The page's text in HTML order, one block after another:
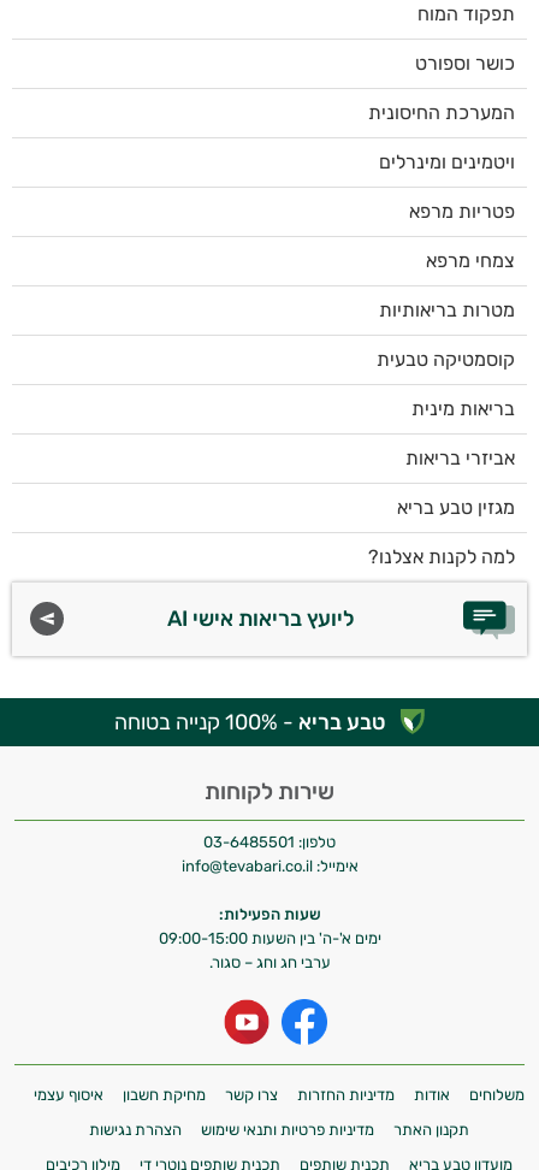
תפקוד המוח
כושר וספורט
המערכת החיסונית
ויטמינים ומינרלים
פטריות מרפא
צמחי מרפא
מטרות בריאותיות
קוסמטיקה טבעית
בריאות מינית
אביזרי בריאות
מגזין טבע בריא
למה לקנות אצלנו?
ליועץ בריאות אישי AI
טבע בריא - 100% קנייה בטוחה
שירות לקוחות
טלפון: 03-6485501
אימייל: info@tevabari.co.il
שעות הפעילות:
ימים א'-ה' בין השעות 09:00-15:00
ערבי חג וחג – סגור.
משלוחים אודות מדיניות החזרות צרו קשר מחיקת חשבון
איסוף עצמי
תקנון האתר
מדיניות פרטיות ותנאי שימוש
הצהרת נגישות
מועדון טבע בריא
תכנית שותפים תכנית שותפים נוטרי די מילון רכיבים